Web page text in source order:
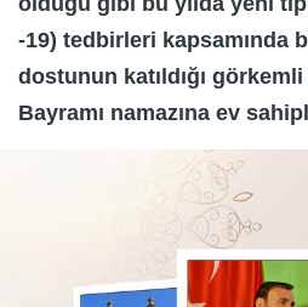
-19) tedbirleri kapsamında
dostunun katıldığı
Bayramı namazına ev